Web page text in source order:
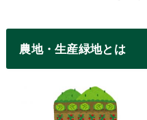
農地・生産緑地とは